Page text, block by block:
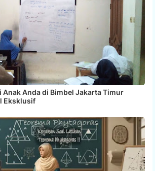
Anda di Bimbel Jakarta Timur
Eksklusif